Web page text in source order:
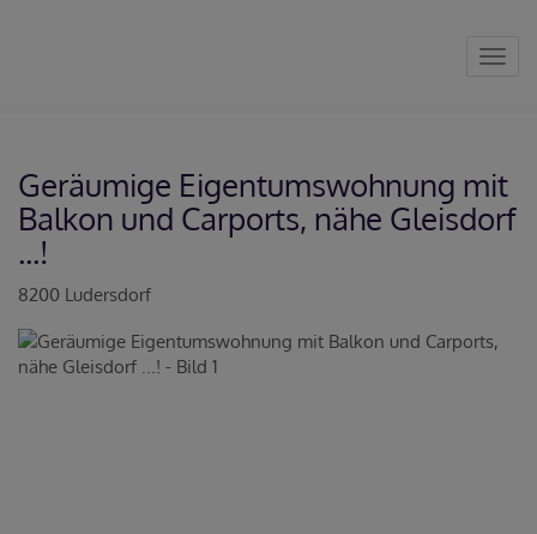
Geräumige Eigentumswohnung mit
Balkon und Carports, nähe Gleisdorf
...!
8200 Ludersdorf